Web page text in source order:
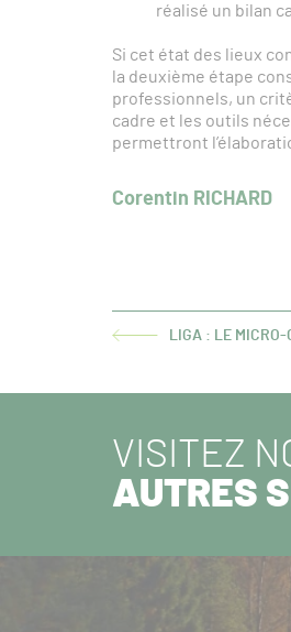
réalisé un bilan
Si cet état des lieux
la deuxième étape
professionnels, un
cadre et les outils
permettront
Corentin RICHARD
ARTICLELIGA : LE MICRO-
VISITEZ
AUTRES